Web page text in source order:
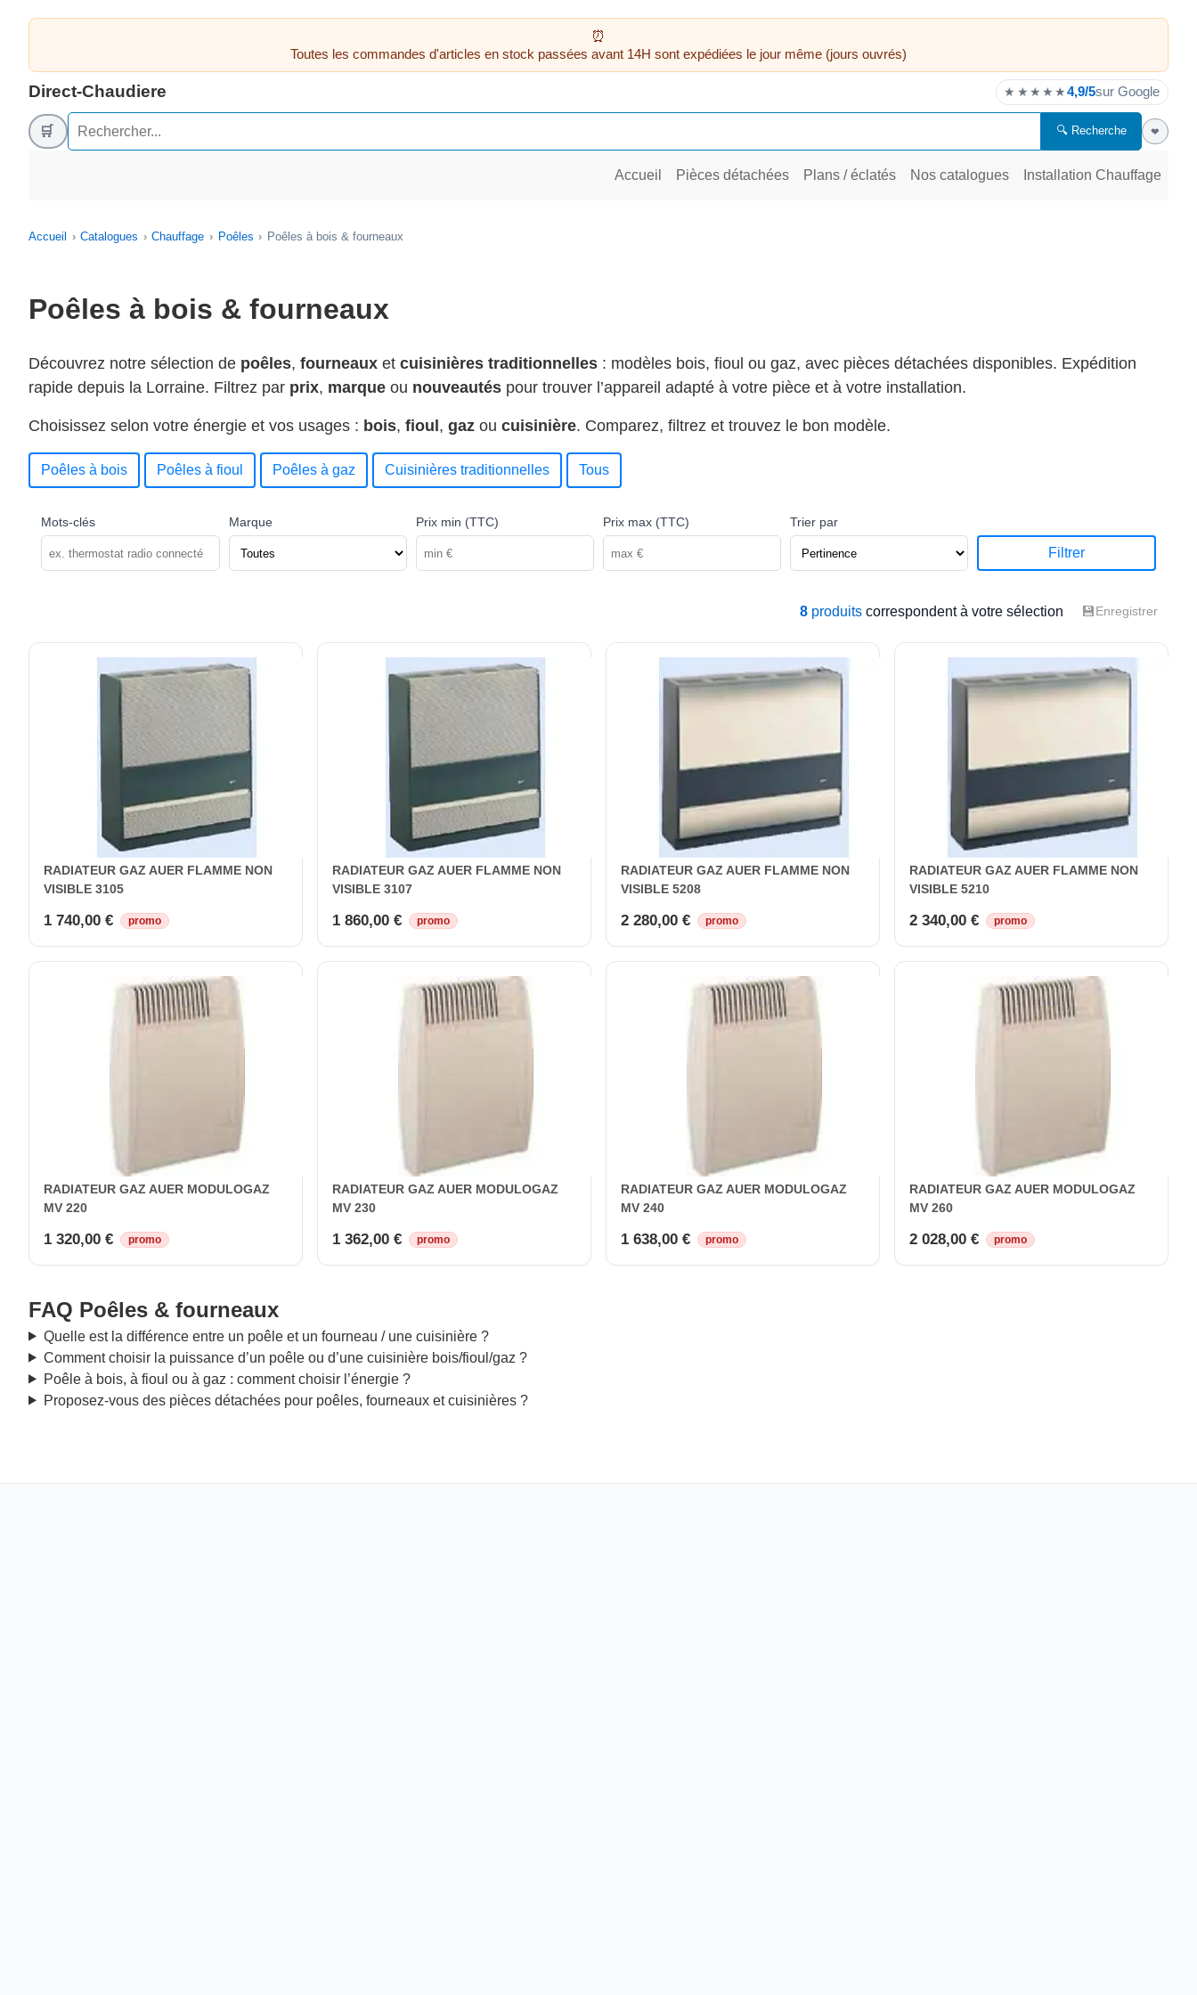
Toutes les commandes d'articles en stock passées avant 14H sont expédiées le jour même (jours ouvrés)
Direct-Chaudiere ★★★★★4,9/5sur Google
🛒 🔍 Recherche ❤
Accueil Pièces détachées Plans / éclatés Nos catalogues Installation Chauffage
Accueil Catalogues Chauffage Poêles Poêles à bois & fourneaux
Poêles à bois & fourneaux
Découvrez notre sélection de poêles, fourneaux et cuisinières traditionnelles : modèles bois, fioul ou gaz, avec pièces détachées disponibles. Expédition
rapide depuis la Lorraine. Filtrez par prix, marque ou nouveautés pour trouver l’appareil adapté à votre pièce et à votre installation.
Choisissez selon votre énergie et vos usages : bois, fioul , gaz ou cuisinière. Comparez, filtrez et trouvez le bon modèle.
Poêles à bois Poêles à fioul Poêles à gaz Cuisinières traditionnelles Tous
Mots-clés Marque Prix min (TTC) Prix max (TTC) Trier par
Filtrer
8 produits correspondent à votre sélection 💾Enregistrer
RADIATEUR GAZ AUER FLAMME NON
VISIBLE 3105
1 740,00 € promo
RADIATEUR GAZ AUER FLAMME NON
VISIBLE 3107
1 860,00 € promo
RADIATEUR GAZ AUER FLAMME NON
VISIBLE 5208
2 280,00 € promo
RADIATEUR GAZ AUER FLAMME NON
VISIBLE 5210
2 340,00 € promo
RADIATEUR GAZ AUER MODULOGAZ
MV 220
1 320,00 € promo
RADIATEUR GAZ AUER MODULOGAZ
MV 230
1 362,00 € promo
RADIATEUR GAZ AUER MODULOGAZ
MV 240
1 638,00 € promo
RADIATEUR GAZ AUER MODULOGAZ
MV 260
2 028,00 € promo
FAQ Poêles & fourneaux
Quelle est la différence entre un poêle et un fourneau / une cuisinière ?
Comment choisir la puissance d’un poêle ou d’une cuisinière bois/fioul/gaz ?
Poêle à bois, à fioul ou à gaz : comment choisir l’énergie ?
Proposez-vous des pièces détachées pour poêles, fourneaux et cuisinières ?